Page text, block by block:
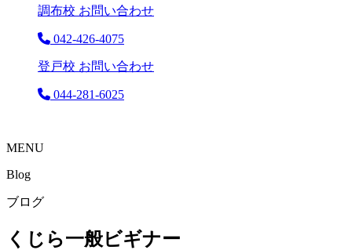
調布校 お問い合わせ
042-426-4075
登戸校 お問い合わせ
044-281-6025
MENU
Blog
ブログ
くじら一般ビギナー